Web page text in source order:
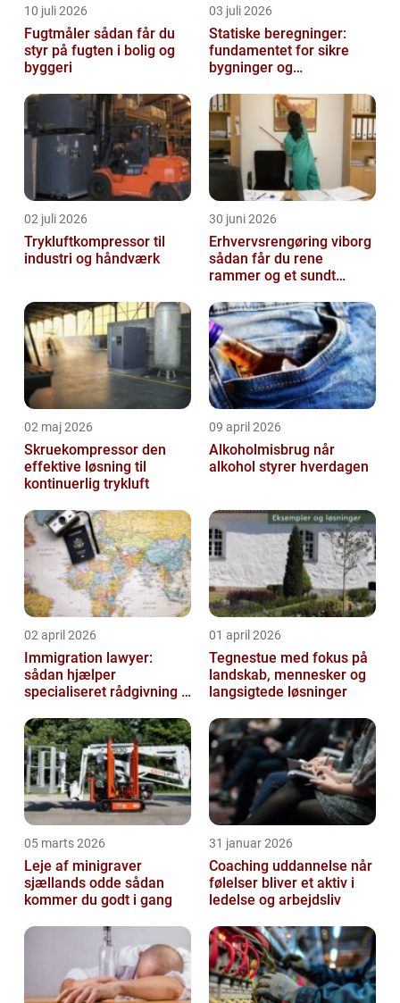
10 juli 2026
Fugtmåler sådan får du
styr på fugten i bolig og
byggeri
03 juli 2026
Statiske beregninger:
fundamentet for sikre
bygninger og
02 juli 2026
Trykluftkompressor til
industri og håndværk
30 juni 2026
Erhvervsrengøring viborg
sådan får du rene
rammer og et sundt
02 maj 2026
Skruekompressor den
effektive løsning til
kontinuerlig trykluft
09 april 2026
Alkoholmisbrug når
alkohol styrer hverdagen
02 april 2026
Immigration lawyer:
sådan hjælper
specialiseret rådgivning i
01 april 2026
Tegnestue med fokus på
landskab, mennesker og
langsigtede løsninger
05 marts 2026
Leje af minigraver
sjællands odde sådan
kommer du godt i gang
31 januar 2026
Coaching uddannelse når
følelser bliver et aktiv i
ledelse og arbejdsliv